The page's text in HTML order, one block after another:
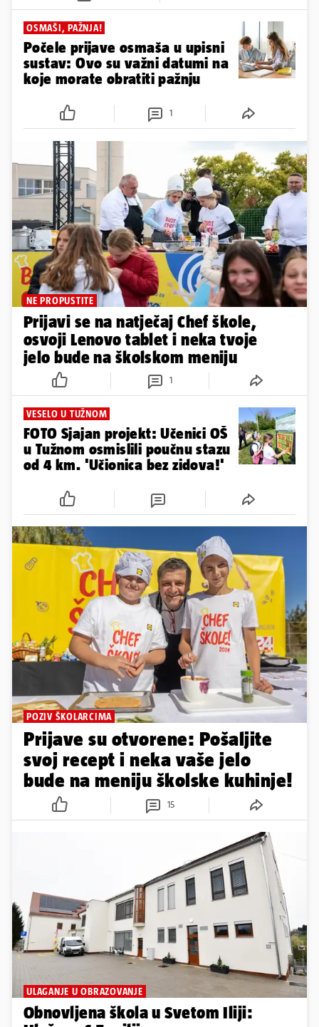
OSMAŠI, PAŽNJA!
Počele prijave osmaša u upisni
sustav: Ovo su važni datumi na
koje morate obratiti pažnju
1
NE PROPUSTITE
Prijavi se na natječaj Chef škole,
osvoji Lenovo tablet i neka tvoje
jelo bude na školskom meniju
1
VESELO U TUŽNOM
FOTO Sjajan projekt: Učenici OŠ
u Tužnom osmislili poučnu stazu
od 4 km. 'Učionica bez zidova!'
POZIV ŠKOLARCIMA
Prijave su otvorene: Pošaljite
svoj recept i neka vaše jelo
bude na meniju školske kuhinje!
15
ULAGANJE U OBRAZOVANJE
Obnovljena škola u Svetom Iliji: